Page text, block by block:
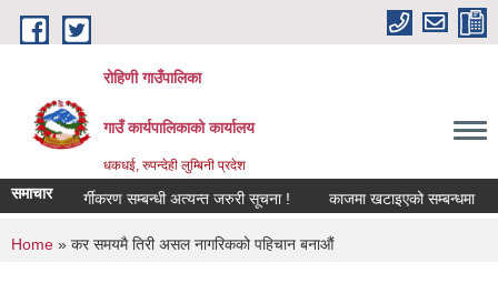
Skip to main content
रोहिणी गाउँपालिका
गाउँ कार्यपालिकाको कार्यालय
धकधई, रुपन्देही लुम्बिनी प्रदेश
समाचार
भूमि वर्गीकरण सम्बन्धी अत्यन्त जरुरी सूचना ! काजमा खटाइएको सम्बन्धमा
You are here
Home » कर समयमै तिरी असल नागरिकको पहिचान बनाऔं